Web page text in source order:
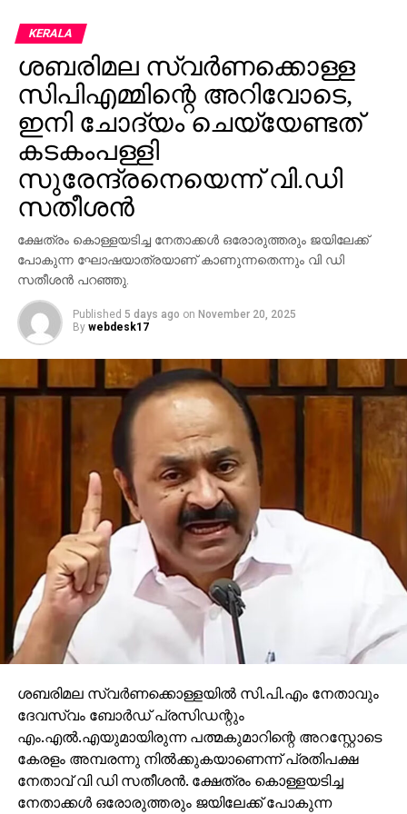
പിടിച്ച് ഒരു മുറിയിലേക്ക് കൊണ്ടുപോയി കതക് അടച്ചു.
വെറും അഞ്ച് മിനിറ്റിനുള്ളില്‍ തന്നെ എല്ലാ
പ്രശ്‌നങ്ങളും പരിഹരിച്ചതായി അദ്ദേഹം പറയുന്നു.
തുടര്‍ന്ന് മൂവരും ചിരിച്ചുകൊണ്ട് മുറിയില്‍ നിന്ന്
പുറത്തിറങ്ങുകയും, ‘എന്നാ തുടങ്ങാം’ എന്ന് മമ്മൂട്ടി
മേജര്‍ രവിയോടു പറയുകയും ചെയ്തതായാണ്
വെളിപ്പെടുത്തല്‍. മലയാള സിനിമയില്‍ ഏറ്റവും
കൃത്യവും സമയനിയമനമുള്ള നടന്‍
മമ്മൂട്ടിയാണെന്നും, ചെറിയ വിഷമങ്ങള്‍ വന്നാലും അത്
അഭിമുഖത്തില്‍ പറഞ്ഞു. മിഷന്‍ 90 ഡേയ്‌സ് ബോക്‌സ്
ഓഫീസില്‍ വലിയ വിജയം നേടിയില്ലെങ്കിലും
ചിത്രത്തിന്റെ ലൊക്കേഷന്‍ ഓര്‍മ്മകളില്‍ ഈ
സംഭവത്തിന് പ്രത്യേക സ്ഥാനമുണ്ട്.
KERALA
ശബരിമല സ്വര്‍ണക്കൊള്ള
സിപിഎമ്മിന്റെ അറിവോടെ,
ഇനി ചോദ്യം ചെയ്യേണ്ടത്
കടകംപള്ളി
സുരേന്ദ്രനെയെന്ന് വി.ഡി
സതീശന്‍
ക്ഷേത്രം കൊള്ളയടിച്ച നേതാക്കള്‍ ഒരോരുത്തരും ജയിലേക്ക്
പോകുന്ന ഘോഷയാത്രയാണ് കാണുന്നതെന്നും വി ഡി
സതീശന്‍ പറഞ്ഞു.
Published 5 days ago on November 20, 2025
By webdesk17
ശബരിമല സ്വര്‍ണക്കൊള്ളയില്‍ സി.പി.എം നേതാവും
ദേവസ്വം ബോര്‍ഡ് പ്രസിഡന്റും
എം.എല്‍.എയുമായിരുന്ന പത്മകുമാറിന്റെ അറസ്റ്റോടെ
കേരളം അമ്പരന്നു നില്‍ക്കുകയാണെന്ന് പ്രതിപക്ഷ
നേതാവ് വി ഡി സതീശന്‍. ക്ഷേത്രം കൊള്ളയടിച്ച
നേതാക്കള്‍ ഒരോരുത്തരും ജയിലേക്ക് പോകുന്ന